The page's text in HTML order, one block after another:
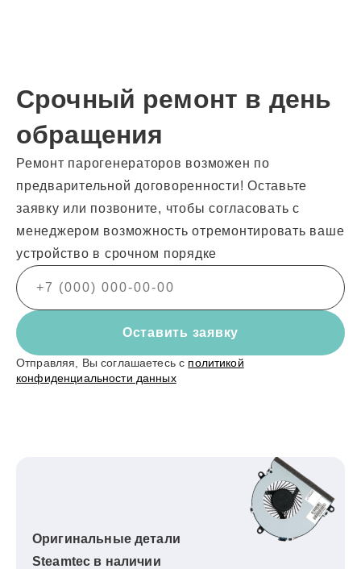
Срочный ремонт в день
обращения
Ремонт парогенераторов возможен по
предварительной договоренности! Оставьте
заявку или позвоните, чтобы согласовать с
менеджером возможность отремонтировать ваше
устройство в срочном порядке
Оставить заявку
Отправляя, Вы соглашаетесь с политикой
конфиденциальности данных
Оригинальные детали
Steamtec в наличии